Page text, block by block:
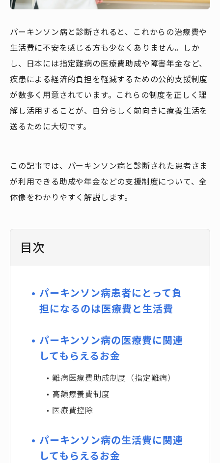
パーキンソン病と診断されると、これからの治療費や
生活費に不安を感じる方も少なくありません。しか
し、日本には指定難病の医療費助成や障害年金など、
疾患による経済的負担を軽減するための公的支援制度
が数多く用意されています。これらの制度を正しく理
解し活用することが、自分らしく前向きに療養生活を
送るために大切です。
この記事では、パーキンソン病と診断された患者さま
が利用できる助成や年金などの支援制度について、全
体像をわかりやすく解説します。
目次
パーキンソン病患者にとって負
担になるのは医療費と生活費
パーキンソン病の医療費に関連
してもらえるお金
難病医療費助成制度（指定難病）
高額療養費制度
医療費控除
パーキンソン病の生活費に関連
してもらえるお金